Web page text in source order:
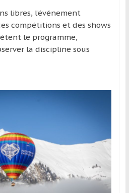
libres, l’événement
compétitions et des shows
le programme,
la discipline sous